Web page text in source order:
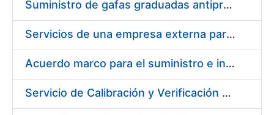
Suministro de gafas graduadas antiproyecciones para los trabajadores de la FNMT-RCM en los centros de trabajo de Madrid y Burgos
Servicios de una empresa externa para el asesoramiento y resolución de los recursos de alzada que se presentan relacionados con procesos de selección para la FNMT-RCM
Acuerdo marco para el suministro e instalación de persianas, estores y otros complementos
Servicio de Calibración y Verificación Externa de los Equipos de Medición del Servicio de Prevención de la FNMT-RCM